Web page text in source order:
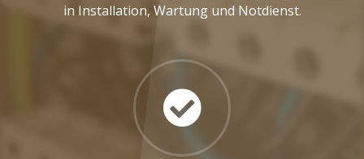
in Installation, Wartung und Notdienst.